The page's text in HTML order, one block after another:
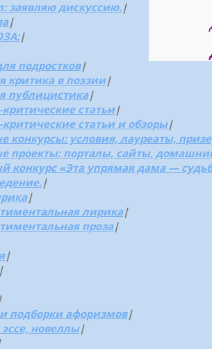
заявляю дискуссию.|
|
|
подростков|
критика в поэзии|
публицистика|
статьи|
статьи и обзоры|
конкурсы: условия, лауреаты,
проекты: порталы, сайты,
конкурс «Эта упрямая дама —
|
|
лирика|
проза|
|
подборки афоризмов|
новеллы|